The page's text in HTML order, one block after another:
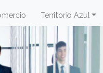
Territorio Azul